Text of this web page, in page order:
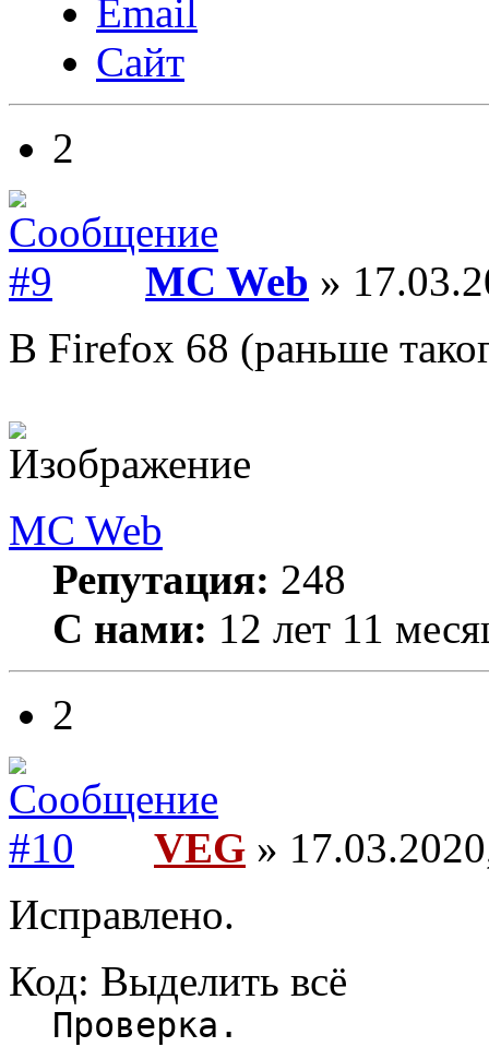
Email
Сайт
2
MC Web »
В Firefox 68 (раньше
MC Web
Репутация: 248
С нами: 12 лет 11
2
VEG »
Исправлено.
Код: Выделить всё
Проверка.